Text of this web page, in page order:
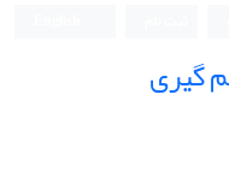
گیری